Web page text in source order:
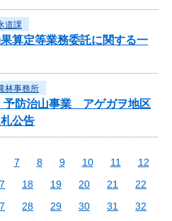
道課
算定等業務委託に関する一
林事務所
予防治山事業 アゲガヲ地区
公告
7 8 9 10 11
12
18 19 20 21
22
28 29 30 31
32